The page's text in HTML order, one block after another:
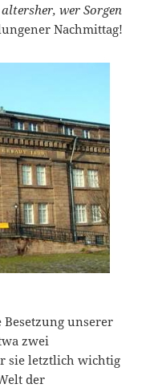
wer Sorgen
Nachmittag!
unserer
zwei
sie letztlich wichtig
der